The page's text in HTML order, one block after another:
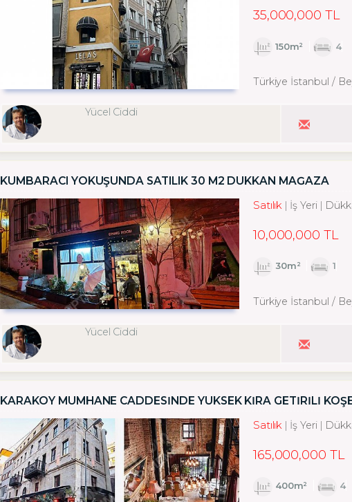
35,000,000 TL
150m² 4
Türkiye İstanbul /
Yücel Ciddi
KUMBARACI YOKUŞUNDA SATILIK 30 M2 DÜKKAN MAĞAZA
Satılık İş Yeri
10,000,000 TL
30m² 1
Türkiye İstanbul /
Yücel Ciddi
KARAKÖY MUMHANE CADDESİNDE YÜKSEK KİRA GETİRİLİ
Satılık İş Yeri
165,000,000 TL
400m² 4